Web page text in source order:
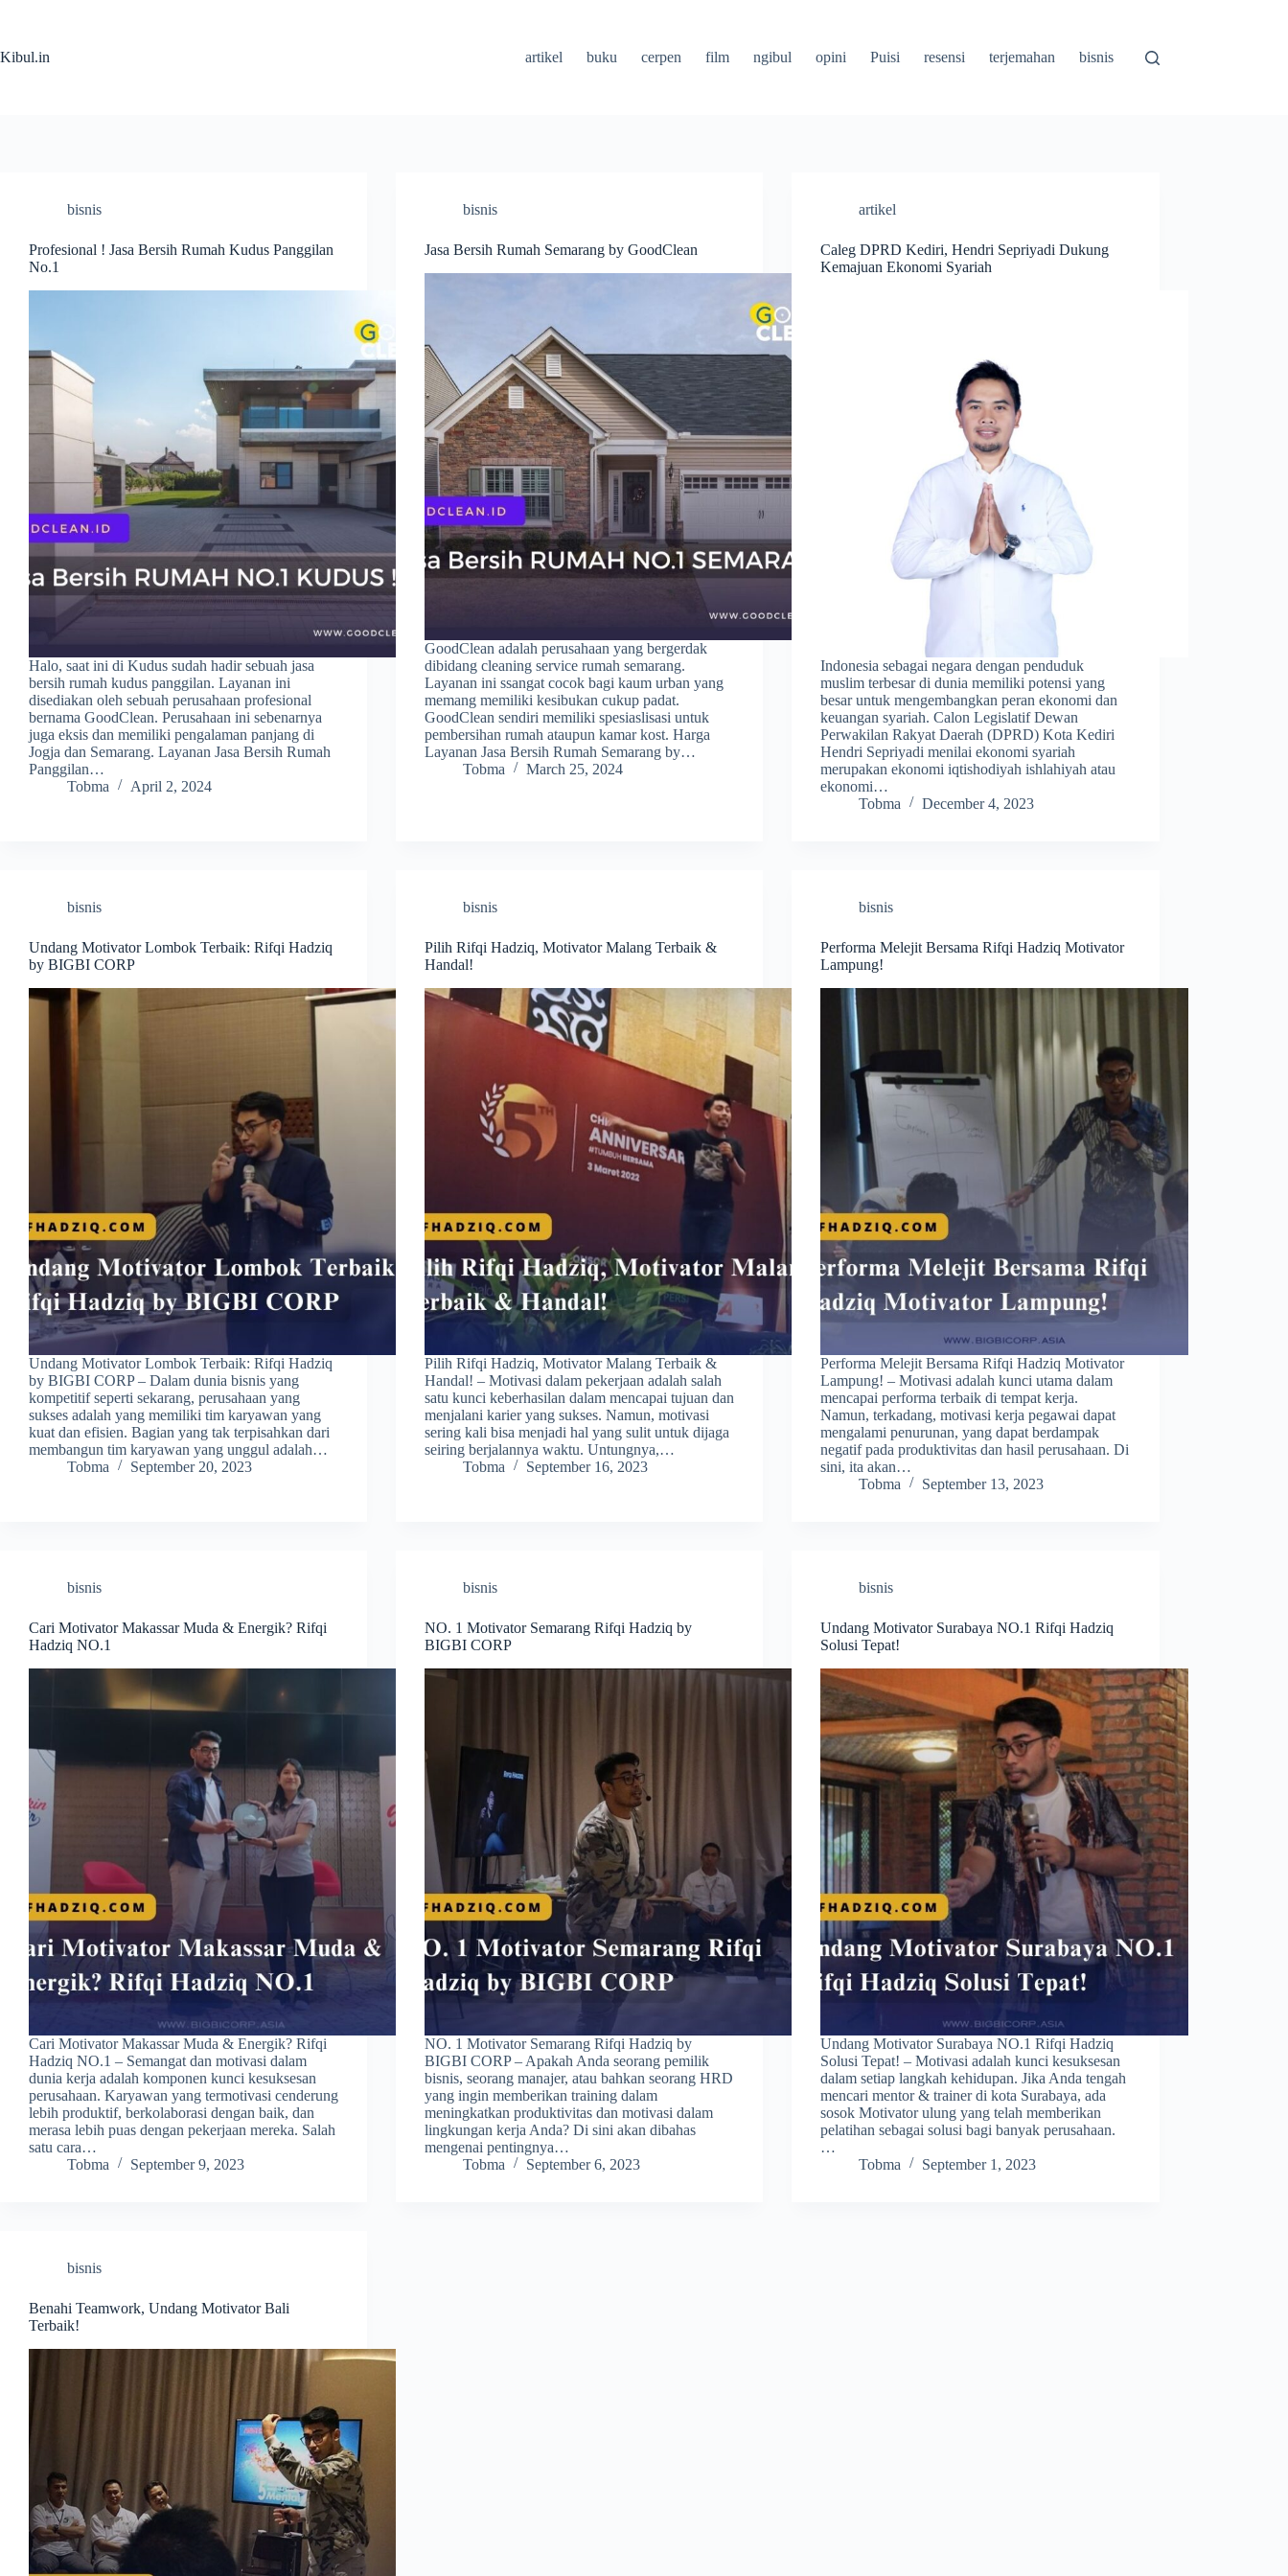
Kibul.in
artikel buku cerpen film ngibul opini Puisi resensi terjemahan bisnis
bisnis
Profesional ! Jasa Bersih Rumah Kudus Panggilan
No.1
Halo, saat ini di Kudus sudah hadir sebuah jasa
bersih rumah kudus panggilan. Layanan ini
disediakan oleh sebuah perusahaan profesional
bernama GoodClean. Perusahaan ini sebenarnya
juga eksis dan memiliki pengalaman panjang di
Jogja dan Semarang. Layanan Jasa Bersih Rumah
Panggilan…
Tobma
April 2, 2024
bisnis
Jasa Bersih Rumah Semarang by GoodClean
GoodClean adalah perusahaan yang bergerdak
dibidang cleaning service rumah semarang.
Layanan ini ssangat cocok bagi kaum urban yang
memang memiliki kesibukan cukup padat.
GoodClean sendiri memiliki spesiaslisasi untuk
pembersihan rumah ataupun kamar kost. Harga
Layanan Jasa Bersih Rumah Semarang by…
Tobma
March 25, 2024
artikel
Caleg DPRD Kediri, Hendri Sepriyadi Dukung
Kemajuan Ekonomi Syariah
Indonesia sebagai negara dengan penduduk
muslim terbesar di dunia memiliki potensi yang
besar untuk mengembangkan peran ekonomi dan
keuangan syariah. Calon Legislatif Dewan
Perwakilan Rakyat Daerah (DPRD) Kota Kediri
Hendri Sepriyadi menilai ekonomi syariah
merupakan ekonomi iqtishodiyah ishlahiyah atau
ekonomi…
Tobma
December 4, 2023
bisnis
Undang Motivator Lombok Terbaik: Rifqi Hadziq
by BIGBI CORP
Undang Motivator Lombok Terbaik: Rifqi Hadziq
by BIGBI CORP – Dalam dunia bisnis yang
kompetitif seperti sekarang, perusahaan yang
sukses adalah yang memiliki tim karyawan yang
kuat dan efisien. Bagian yang tak terpisahkan dari
membangun tim karyawan yang unggul adalah…
Tobma
September 20, 2023
bisnis
Pilih Rifqi Hadziq, Motivator Malang Terbaik &
Handal!
Pilih Rifqi Hadziq, Motivator Malang Terbaik &
Handal! – Motivasi dalam pekerjaan adalah salah
satu kunci keberhasilan dalam mencapai tujuan dan
menjalani karier yang sukses. Namun, motivasi
sering kali bisa menjadi hal yang sulit untuk dijaga
seiring berjalannya waktu. Untungnya,…
Tobma
September 16, 2023
bisnis
Performa Melejit Bersama Rifqi Hadziq Motivator
Lampung!
Performa Melejit Bersama Rifqi Hadziq Motivator
Lampung! – Motivasi adalah kunci utama dalam
mencapai performa terbaik di tempat kerja.
Namun, terkadang, motivasi kerja pegawai dapat
mengalami penurunan, yang dapat berdampak
negatif pada produktivitas dan hasil perusahaan. Di
sini, ita akan…
Tobma
September 13, 2023
bisnis
Cari Motivator Makassar Muda & Energik? Rifqi
Hadziq NO.1
Cari Motivator Makassar Muda & Energik? Rifqi
Hadziq NO.1 – Semangat dan motivasi dalam
dunia kerja adalah komponen kunci kesuksesan
perusahaan. Karyawan yang termotivasi cenderung
lebih produktif, berkolaborasi dengan baik, dan
merasa lebih puas dengan pekerjaan mereka. Salah
satu cara…
Tobma
September 9, 2023
bisnis
NO. 1 Motivator Semarang Rifqi Hadziq by
BIGBI CORP
NO. 1 Motivator Semarang Rifqi Hadziq by
BIGBI CORP – Apakah Anda seorang pemilik
bisnis, seorang manajer, atau bahkan seorang HRD
yang ingin memberikan training dalam
meningkatkan produktivitas dan motivasi dalam
lingkungan kerja Anda? Di sini akan dibahas
mengenai pentingnya…
Tobma
September 6, 2023
bisnis
Undang Motivator Surabaya NO.1 Rifqi Hadziq
Solusi Tepat!
Undang Motivator Surabaya NO.1 Rifqi Hadziq
Solusi Tepat! – Motivasi adalah kunci kesuksesan
dalam setiap langkah kehidupan. Jika Anda tengah
mencari mentor & trainer di kota Surabaya, ada
sosok Motivator ulung yang telah memberikan
pelatihan sebagai solusi bagi banyak perusahaan.
…
Tobma
September 1, 2023
bisnis
Benahi Teamwork, Undang Motivator Bali
Terbaik!